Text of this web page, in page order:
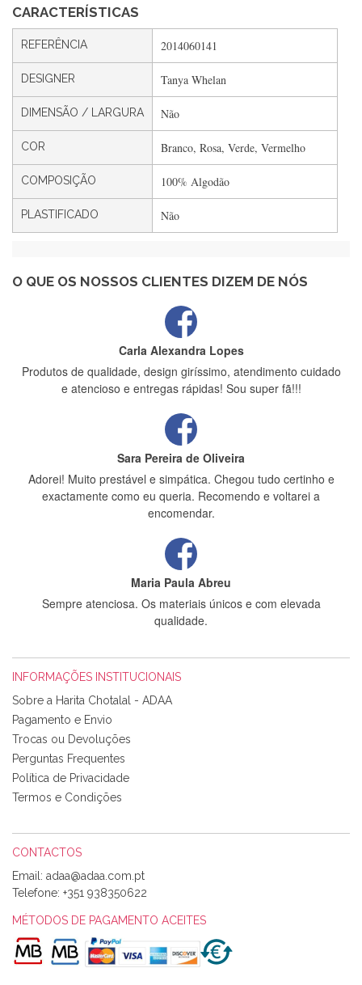
CARACTERÍSTICAS
REFERÊNCIA 2014060141
DESIGNER Tanya Whelan
DIMENSÃO / LARGURA Não
COR Branco, Rosa, Verde, Vermelho
COMPOSIÇÃO 100% Algodão
PLASTIFICADO Não
O QUE OS NOSSOS CLIENTES DIZEM DE NÓS
Silvia André
Gostei ,Serviço bastante rápido. recomendo
Filipa Freire
Rápido, atendimento 5*. Hoje chegará a segunda encomenda
feita de muitas certamente❤️
estrelas
Carla Alexandra Lopes
Produtos de qualidade, design giríssimo, atendimento cuidado
e atencioso e entregas rápidas! Sou super fã!!!
Sara Pereira de Oliveira
Adorei! Muito prestável e simpática. Chegou tudo certinho e
exactamente como eu queria. Recomendo e voltarei a
encomendar.
Maria Paula Abreu
Sempre atenciosa. Os materiais únicos e com elevada
qualidade.
Tudo chegou em condições, pois os produtos vieram muito
bem acondicionados. Estou plenamente satisfeita com os
produtos adquiridos. Relativamente à bolsa, tem um tecido
com um padrão e cores muito bonitas e a execução está
perfeitíssima. Futuramente penso voltar a comprar na vossa
loja, têm excelentes artigos a um preço muito justo. A
Alexandra Morais
Olá boa Noite. Os meus tecidos chegaram hoje. Muito
obrigada pelo miminho que dá um jeitaço pras minhas linhas
de bordar e não sei o que pões nos tecidos, mas que cheiram
maravilhosamente ... cheiram! :) Muito Obrigada.
INFORMAÇÕES INSTITUCIONAIS
Sobre a Harita Chotalal - ADAA
Pagamento e Envio
Trocas ou Devoluções
Perguntas Frequentes
Política de Privacidade
Termos e Condições
CONTACTOS
Email:
Telefone: +351 938350622
MÉTODOS DE PAGAMENTO ACEITES